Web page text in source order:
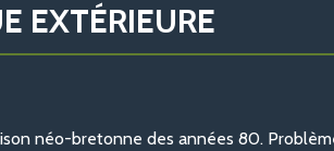
EXTÉRIEURE
néo-bretonne des années 80.